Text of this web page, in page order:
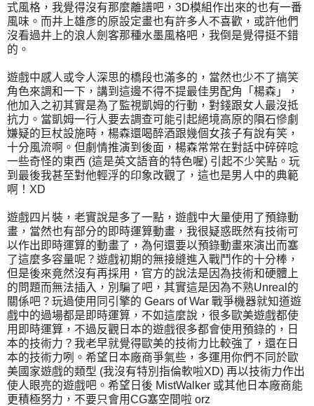
式風格，我覺得沒有那麼離譜吧，3D模組作出來的也有一番
風味。而井上雄彥的原設定畫也有許多人不喜歡，或許他們
沒看過井上的浪人劍客那種水墨風格吧，我倒是覺得挺不錯
的。
遊戲中感人或令人深思的橋段也滿多的，當然也少不了搞笑
角色來調和一下，講到這邊不得不提最佳男配角「楊森」，
他加入之初其實是為了監視凱姆的行動，對錢跟女人最沒抵
抗力。當凱姆一行人要去調查可能引起絕境高原的隕石慘劇
嫌疑的巨杖設施時，楊森還喝醉酒跟幾個女孩子有說有笑，
十分風流啊。但劇情推演到後面，楊森常常在對話中碎碎唸
一些奇怪的東西 (這是英文語音的特色喔) 引起不少笑點。玩
到最後我甚至對他輕浮的印象改觀了，這也是男人中的典範
啊！XD
遊戲四片裝，老實說是多了一點，遊戲中大量使用了預錄動
畫，當然也有部分的即時運算動畫，我很疑惑既然有技術可
以作出即時運算的動畫了，為何還要以預錄動畫來演出而塞
了這麼多容量呢？遊戲初期的無接縫進入戰鬥作的十分棒，
但是後來竟然沒有再採用，官方的說法是因為技術和硬體上
的問題而無法插入，別騙了吧，其實這是因為不熟Unreal的
關係吧？玩過使用同引擎的 Gears of War 戰爭機器就知道遊
戲中的過場都是即時運算，不如這麼說，很多歐美遊戲都使
用即時運算，不過反觀日本的遊戲很多都會使用預錄的，日
本的技術力？我老早就覺得歐美的技術力比較強了，還在日
本的技術力咧。希望日本廠商爭氣些，多運用你們不同於歐
美國家遊戲的類型 (我沒有特別指倫軟啦XD) 再以技術力作出
使人眼亮的遊戲吧。希望日後 MistWalker 或其他日本廠商能
更積極努力，不要只會用CG塞空間啦 orz